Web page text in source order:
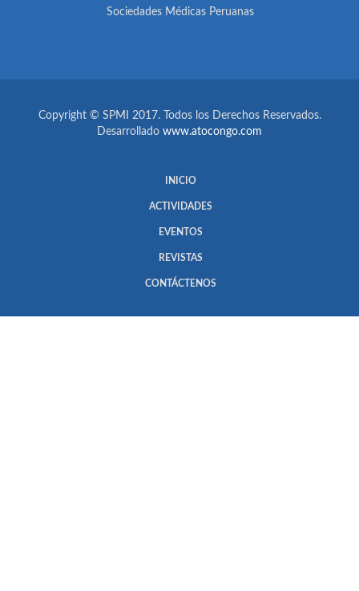
Sociedades Médicas Peruanas
Copyright © SPMI 2017. Todos los Derechos Reservados.
Desarrollado www.atocongo.com
INICIO
ACTIVIDADES
EVENTOS
REVISTAS
CONTÁCTENOS